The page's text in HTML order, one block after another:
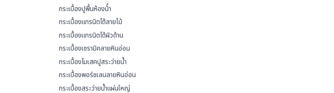
กระเบื้องปูพื้นห้องน้ํา
กระเบื้องแกรนิตโต้ลายไม้
กระเบื้องแกรนิตโต้ผิวด้าน
กระเบื้องเซรามิคลายหินอ่อน
กระเบื้องโมเสคปูสระว่ายน้ำ
กระเบื้องพอร์ซเลนลายหินอ่อน
กระเบื้องสระว่ายน้ำแผ่นใหญ่